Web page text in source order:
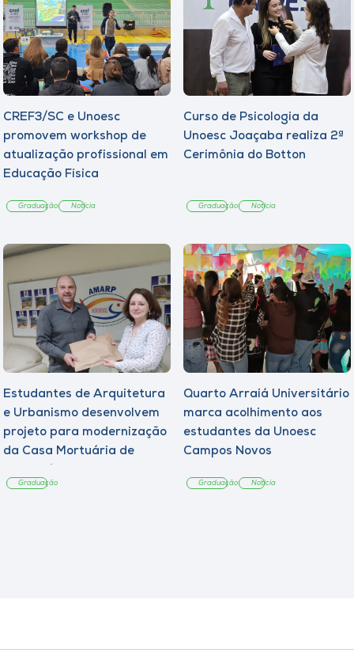
CREF3/SC e Unoesc
promovem workshop de
atualização profissional em
Educação Física
Graduação Notícia
Curso de Psicologia da
Unoesc Joaçaba realiza 2ª
Cerimônia do Botton
Graduação Notícia
Estudantes de Arquitetura
e Urbanismo desenvolvem
projeto para modernização
da Casa Mortuária de
Graduação
Quarto Arraiá Universitário
marca acolhimento aos
estudantes da Unoesc
Campos Novos
Graduação Notícia